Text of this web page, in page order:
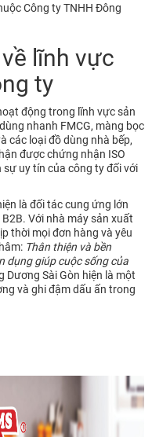
Công ty TNHH Đông
lĩnh vực
ty
động trong lĩnh vực sản
nhanh FMCG, màng bọc
các loại đồ dùng nhà bếp,
được chứng nhận ISO
uy tín của công ty đối với
là đối tác cung ứng lớn
Với nhà máy sản xuất
thời mọi đơn hàng và yêu
Thân thiện và bền
dụng giúp cuộc sống của
Dương Sài Gòn hiện là một
và ghi đậm dấu ấn trong